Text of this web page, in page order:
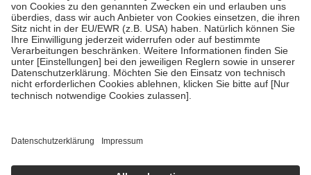
Um das Engagement der Versicherten für ihre eigene Gesundheit zu
stärken und die besondere Stellung der Familie zu unterstützen,
fallenkeine Zuzahlungenan bei:
• Kindern und Jugendlichen bis zum vollendeten 18. Lebensjahr
mit Ausnahme der Fahrkosten
• Untersuchungen zur Vorsorge und Früherkennung, die von der
GKV getragen werden
Einholung von Bewertungen. Trusted Shops hat Maßnahmen